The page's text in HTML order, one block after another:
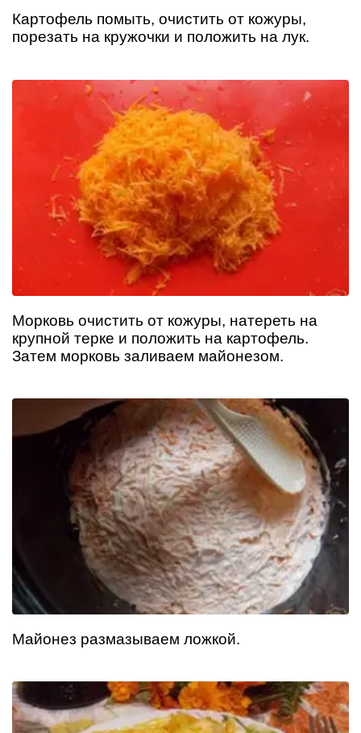
Картофель помыть, очистить от кожуры,
порезать на кружочки и положить на лук.
Морковь очистить от кожуры, натереть на
крупной терке и положить на картофель.
Затем морковь заливаем майонезом.
Майонез размазываем ложкой.